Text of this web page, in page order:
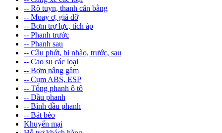
-- Rô tuyn, thanh cân bằng
-- Moay ơ, giá đỡ
-- Bơm trợ lực, tích áp
-- Phanh trước
-- Phanh sau
-- Cầu phớt, bi nhào, trước, sau
-- Cao su các loại
-- Bơm nâng gầm
-- Cụm ABS, ESP
-- Tổng phanh ô tô
-- Dầu phanh
-- Bình dầu phanh
-- Bát bèo
Khuyến mại